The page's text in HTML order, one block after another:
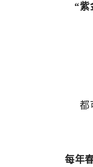
“紫
都
每年